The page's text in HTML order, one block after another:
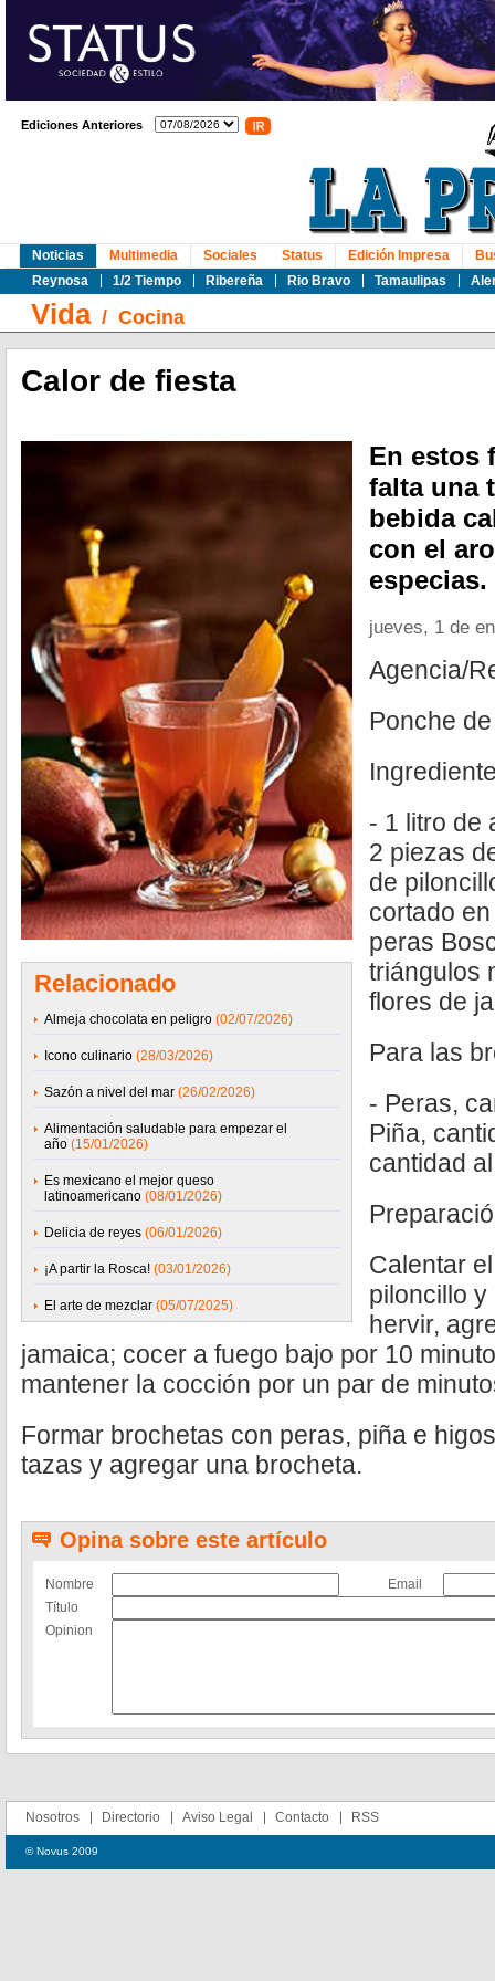
Ediciones Anteriores
Noticias
Reynosa
1/2 Tiempo Ribereña Rio Bravo Tamaulipas
Multimedia Sociales Status Edición Impresa
Vida/ Cocina
Calor de fiesta
Relacionado
Almeja chocolata en peligro (02/07/2026)
Icono culinario (28/03/2026)
Sazón a nivel del mar (26/02/2026)
Alimentación saludable para empezar el
año (15/01/2026)
Es mexicano el mejor queso
latinoamericano (08/01/2026)
Delicia de reyes (06/01/2026)
¡A partir la Rosca! (03/01/2026)
El arte de mezclar (05/07/2025)
En estos
falta una
bebida
con el
especias.
jueves, 1 de
Agencia/
Ponche
- 1 litro de
2 piezas
de
cortado
peras
triángulos
flores de
Para las
- Peras,
Piña,
cantidad
Calentar
piloncillo
hervir,
jamaica; cocer a fuego bajo por 10
mantener la cocción por un par de
Formar brochetas con peras, piña e
tazas y agregar una brocheta.
Opina sobre este artículo
Nombre
Email
Título
Opinion
Nosotros Directorio Aviso Legal Contacto RSS
© Novus 2009